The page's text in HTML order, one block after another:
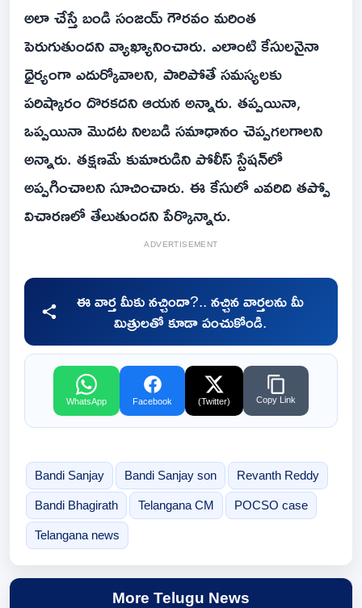
అలా చేస్తే బండి సంజయ్ గౌరవం మరింత
పెరుగుతుందని వ్యాఖ్యానించారు. ఎలాంటి కేసులనైనా
ధైర్యంగా ఎదుర్కోవాలని, పారిపోతే సమస్యలకు
పరిష్కారం దొరకదని ఆయన అన్నారు. తప్పయినా,
ఒప్పయినా మొదట నిలబడి సమాధానం చెప్పగలగాలని
అన్నారు. తక్షణమే కుమారుడిని పోలీస్ స్టేషన్‌లో
అప్పగించాలని సూచించారు. ఈ కేసులో ఎవరిది తప్పో
విచారణలో తేలుతుందని పేర్కొన్నారు.
ADVERTISEMENT
ఈ వార్త మీకు నచ్చిందా?.. నచ్చిన వార్తలను మీ
మిత్రులతో కూడా పంచుకోండి.
WhatsApp Facebook (Twitter) Copy Link
Bandi Sanjay Bandi Sanjay son Revanth Reddy
Bandi Bhagirath Telangana CM POCSO case
Telangana news
More Telugu News